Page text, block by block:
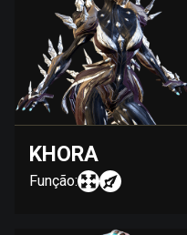
KHORA
Função: